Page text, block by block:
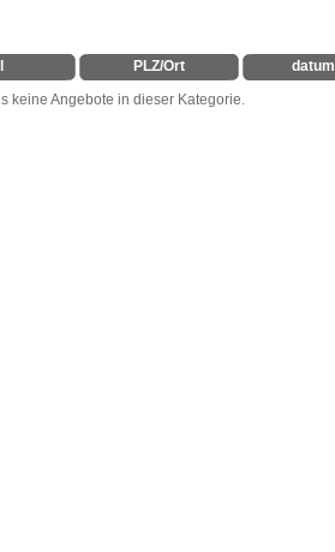
PLZ/Ort
datum
keine Angebote in dieser Kategorie.